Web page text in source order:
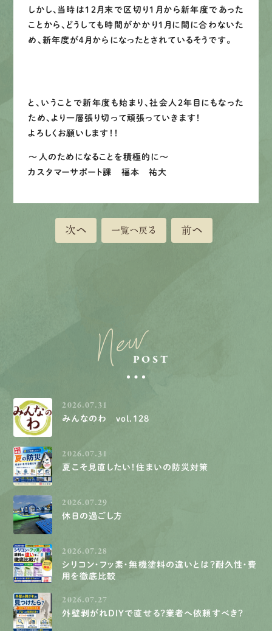
しかし、当時は１２月末で区切り１月から新年度であった
ことから、どうしても時間がかかり１月に間に合わないた
め、新年度が４月からになったとされているそうです。
と、いうことで新年度も始まり、社会人２年目にもなった
ため、より一層張り切って頑張っていきます！
よろしくお願いします！！
～人のためになることを積極的に～
カスタマーサポート課 福本 祐大
次へ 一覧へ戻る 前へ
NewPOST
2026.07.31
みんなのわ vol.128
2026.07.31
夏こそ見直したい！住まいの防災対策
2026.07.29
休日の過ごし方
2026.07.28
シリコン・フッ素・無機塗料の違いとは？耐久性・費
用を徹底比較
2026.07.27
外壁剥がれDIYで直せる？業者へ依頼すべき？